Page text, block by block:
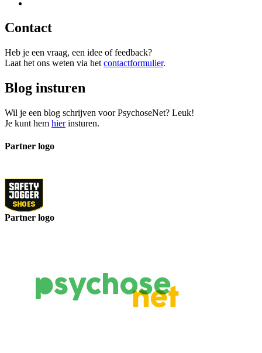
Contact
Heb je een vraag, een idee of feedback?
Laat het ons weten via het contactformulier.
Blog insturen
Wil je een blog schrijven voor PsychoseNet? Leuk!
Je kunt hem hierinsturen.
Partner logo
Partner logo